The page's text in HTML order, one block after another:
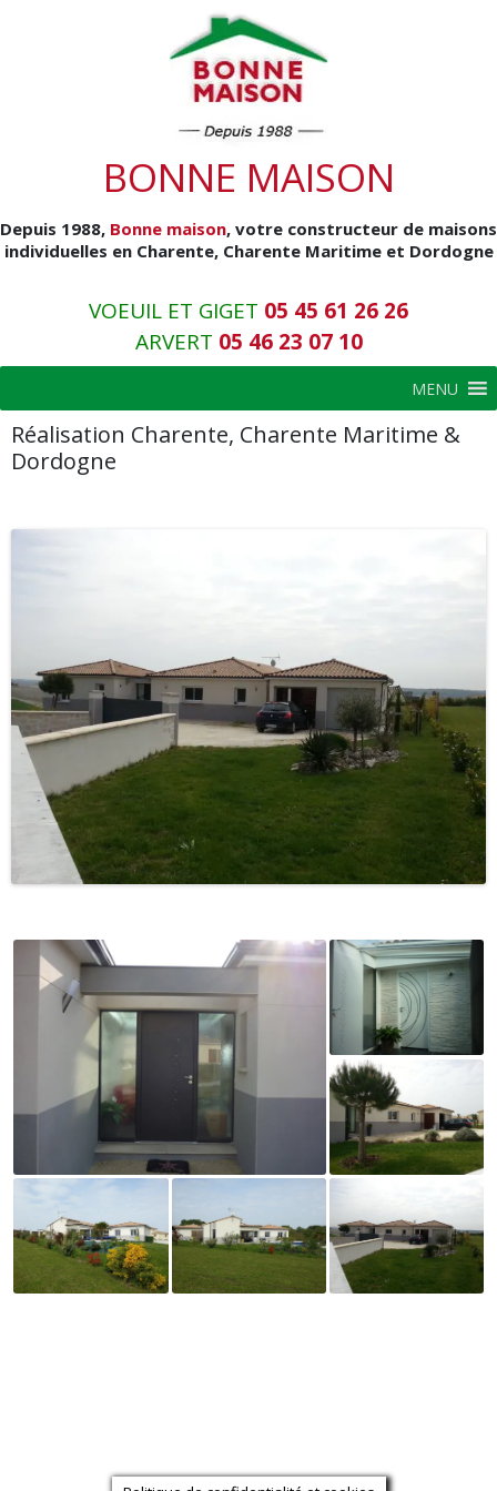
BONNE MAISON
Depuis 1988, Bonne maison, votre constructeur de maisons
individuelles en Charente, Charente Maritime et Dordogne
VOEUIL ET GIGET 05 45 61 26 26
ARVERT 05 46 23 07 10
MENU
Réalisation Charente, Charente Maritime &
Dordogne